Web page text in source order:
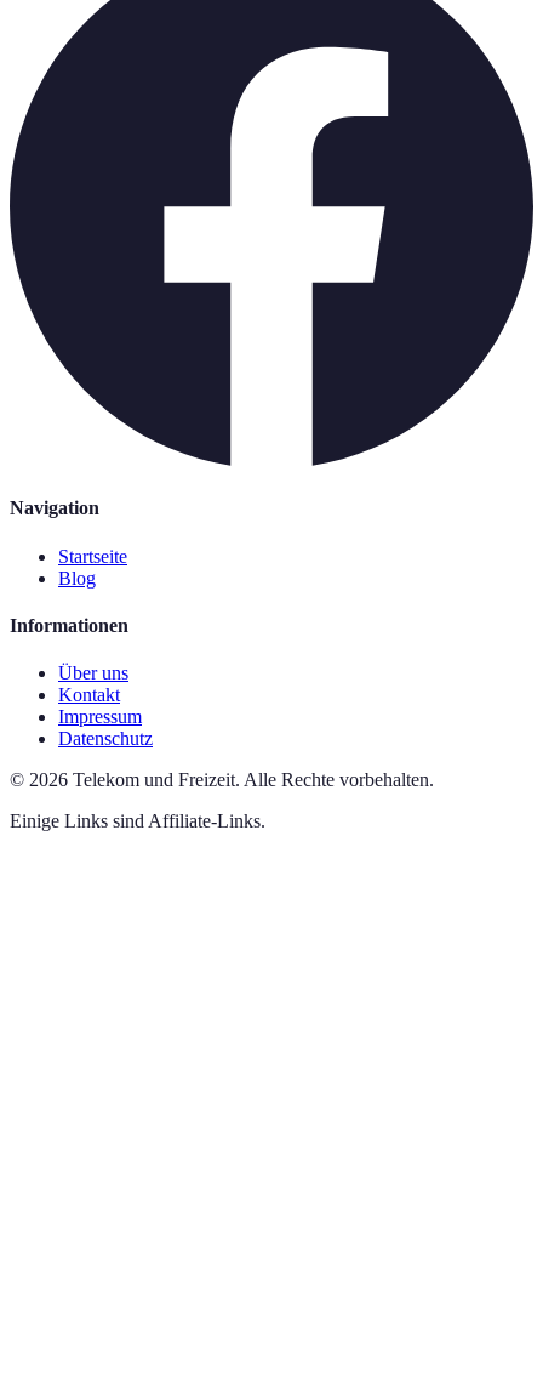
Navigation
Startseite
Blog
Informationen
Über uns
Kontakt
Impressum
Datenschutz
© 2026 Telekom und Freizeit. Alle Rechte vorbehalten.
Einige Links sind Affiliate-Links.